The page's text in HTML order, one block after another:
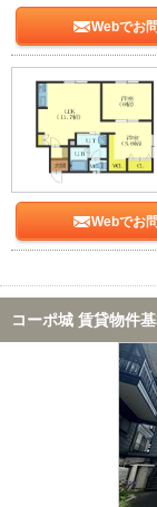
Webでお
Webでお
コーポ城 賃貸物件